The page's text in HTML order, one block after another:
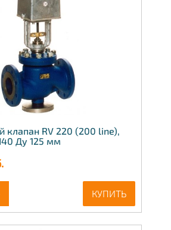
клапан RV 220 (200 line),
Ду 125 мм
КУПИТЬ